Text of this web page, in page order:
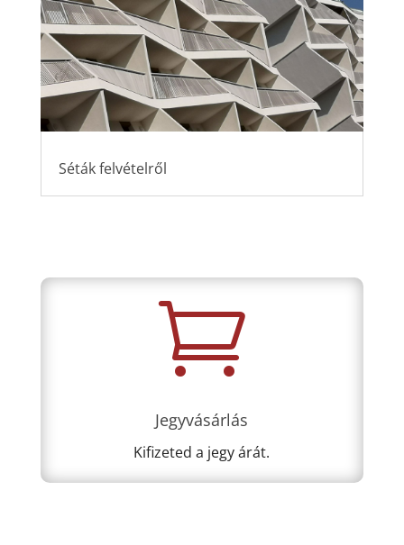
Séták felvételről

Jegyvásárlás
Kifizeted a jegy árát.